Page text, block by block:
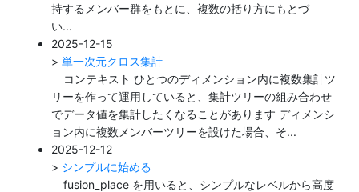
持するメンバー群をもとに、複数の括り方にもとづ
い...
2025-12-15
> 単一次元クロス集計
コンテキスト ひとつのディメンション内に複数集計ツ
リーを作って運用していると、集計ツリーの組み合わせ
でデータ値を集計したくなることがあります ディメンシ
ョン内に複数メンバーツリーを設けた場合、そ...
2025-12-12
> シンプルに始める
fusion_place を用いると、シンプルなレベルから高度